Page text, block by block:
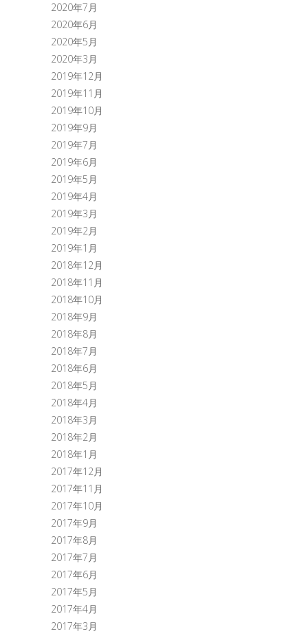
2020年7月
2020年6月
2020年5月
2020年3月
2019年12月
2019年11月
2019年10月
2019年9月
2019年7月
2019年6月
2019年5月
2019年4月
2019年3月
2019年2月
2019年1月
2018年12月
2018年11月
2018年10月
2018年9月
2018年8月
2018年7月
2018年6月
2018年5月
2018年4月
2018年3月
2018年2月
2018年1月
2017年12月
2017年11月
2017年10月
2017年9月
2017年8月
2017年7月
2017年6月
2017年5月
2017年4月
2017年3月